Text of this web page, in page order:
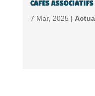
CAFÉS
7 Mar, 2025 |